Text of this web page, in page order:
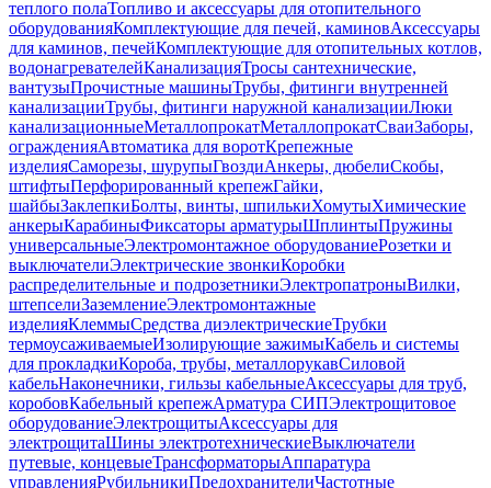
теплого полаТопливо и аксессуары для отопительного
оборудованияКомплектующие для печей, каминовАксессуары
для каминов, печейКомплектующие для отопительных котлов,
водонагревателейКанализацияТросы сантехнические,
вантузыПрочистные машиныТрубы, фитинги внутренней
канализацииТрубы, фитинги наружной канализацииЛюки
канализационныеМеталлопрокатМеталлопрокатСваиЗаборы,
огражденияАвтоматика для воротКрепежные
изделияСаморезы, шурупыГвоздиАнкеры, дюбелиСкобы,
штифтыПерфорированный крепежГайки,
шайбыЗаклепкиБолты, винты, шпилькиХомутыХимические
анкерыКарабиныФиксаторы арматурыШплинтыПружины
универсальныеЭлектромонтажное оборудованиеРозетки и
выключателиЭлектрические звонкиКоробки
распределительные и подрозетникиЭлектропатроныВилки,
штепселиЗаземлениеЭлектромонтажные
изделияКлеммыСредства диэлектрическиеТрубки
термоусаживаемыеИзолирующие зажимыКабель и системы
для прокладкиКороба, трубы, металлорукавСиловой
кабельНаконечники, гильзы кабельныеАксессуары для труб,
коробовКабельный крепежАрматура СИПЭлектрощитовое
оборудованиеЭлектрощитыАксессуары для
электрощитаШины электротехническиеВыключатели
путевые, концевыеТрансформаторыАппаратура
управленияРубильникиПредохранителиЧастотные